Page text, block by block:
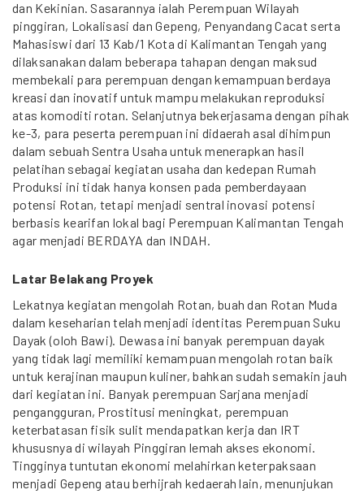
dan Kekinian. Sasarannya ialah Perempuan Wilayah
pinggiran, Lokalisasi dan Gepeng, Penyandang Cacat serta
Mahasiswi dari 13 Kab/1 Kota di Kalimantan Tengah yang
dilaksanakan dalam beberapa tahapan dengan maksud
membekali para perempuan dengan kemampuan berdaya
kreasi dan inovatif untuk mampu melakukan reproduksi
atas komoditi rotan. Selanjutnya bekerjasama dengan pihak
ke-3, para peserta perempuan ini didaerah asal dihimpun
dalam sebuah Sentra Usaha untuk menerapkan hasil
pelatihan sebagai kegiatan usaha dan kedepan Rumah
Produksi ini tidak hanya konsen pada pemberdayaan
potensi Rotan, tetapi menjadi sentral inovasi potensi
berbasis kearifan lokal bagi Perempuan Kalimantan Tengah
agar menjadi BERDAYA dan INDAH.
Latar Belakang Proyek
Lekatnya kegiatan mengolah Rotan, buah dan Rotan Muda
dalam keseharian telah menjadi identitas Perempuan Suku
Dayak (oloh Bawi). Dewasa ini banyak perempuan dayak
yang tidak lagi memiliki kemampuan mengolah rotan baik
untuk kerajinan maupun kuliner, bahkan sudah semakin jauh
dari kegiatan ini. Banyak perempuan Sarjana menjadi
pengangguran, Prostitusi meningkat, perempuan
keterbatasan fisik sulit mendapatkan kerja dan IRT
khususnya di wilayah Pinggiran lemah akses ekonomi.
Tingginya tuntutan ekonomi melahirkan keterpaksaan
menjadi Gepeng atau berhijrah kedaerah lain, menunjukan